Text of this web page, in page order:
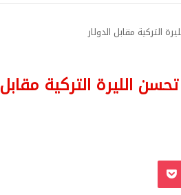
التركية مقابل الدولار
الليرة التركية مقابل
‫Pocket